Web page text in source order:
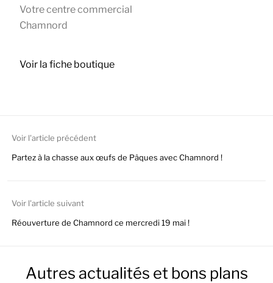
Votre centre commercial
Chamnord
Voir la fiche boutique
Voir l'article précédent
Partez à la chasse aux œufs de Pâques avec Chamnord !
Voir l'article suivant
Réouverture de Chamnord ce mercredi 19 mai !
Autres actualités et bons plans